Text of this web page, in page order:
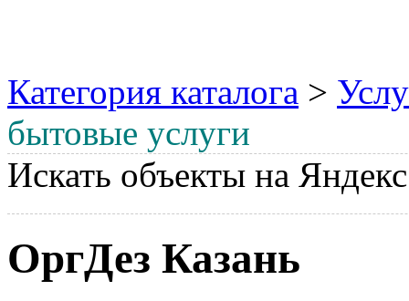
Категория каталога >
бытовые услуги
Искать объекты на
ОргДез Казань